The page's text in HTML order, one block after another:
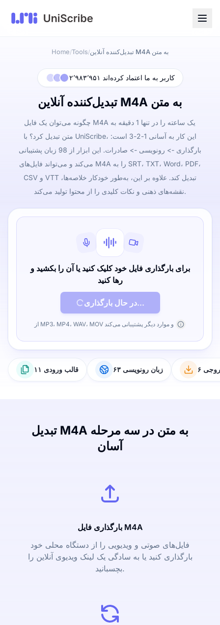
Home/Tools/ تبدیل‌کننده آنلاین M4A به متن
۲٬۹۸۳٬۹۵۱ کاربر به ما اعتماد کرده‌اند
تبدیل‌کننده آنلاین M4A به متن
چگونه می‌توان یک فایل M4A یک ساعته را در تنها 1 دقیقه به
متن تبدیل کرد؟ با UniScribe، این کار به آسانی 1-2-3 است:
بارگذاری -> رونویسی -> صادرات. این ابزار از 98 زبان پشتیبانی
می‌کند و می‌تواند فایل‌های M4A را به SRT، TXT، Word، PDF،
CSV و VTT تبدیل کند. علاوه بر این، به‌طور خودکار خلاصه‌ها،
نقشه‌های ذهنی و نکات کلیدی را از محتوا تولید می‌کند.
برای بارگذاری فایل خود کلیک کنید یا آن را بکشید و
رها کنید
در حال بارگذاری...
از MP3، MP4، WAV، MOV و موارد دیگر پشتیبانی می‌کند
۱۱ قالب ورودی ۶۳ زبان رونویسی
تبدیل M4A به متن در سه مرحله
آسان
بارگذاری فایل M4A
فایل‌های صوتی و ویدیویی را از دستگاه محلی خود
بارگذاری کنید یا به سادگی یک لینک ویدیوی آنلاین را
بچسبانید.